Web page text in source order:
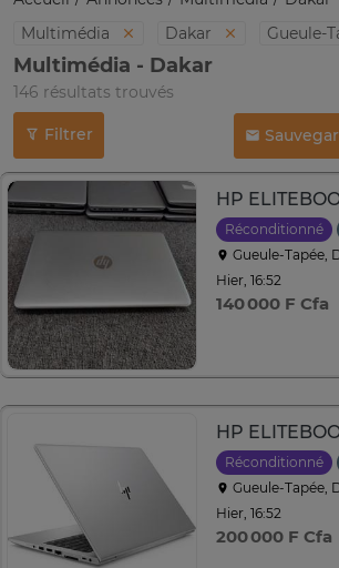
Multimédia
Dakar Gueule-
Multimédia - Dakar
146 résultats trouvés
Filtrer
Réconditionné
Gueule-Tapée,
Hier, 16:52
140 000 F Cfa
Réconditionné
Gueule-Tapée,
Hier, 16:52
200 000 F Cfa